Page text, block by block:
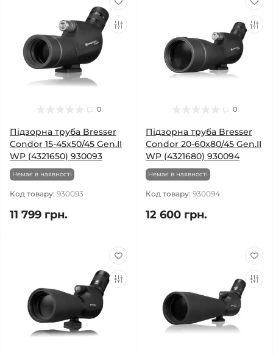
0
Підзорна труба Bresser
Condor 15-45x50/45 Gen.II
WP (4321650) 930093
Немає в наявності
Код товару: 930093
11 799 грн.
0
Підзорна труба Bresser
Condor 20-60x80/45 Gen.II
WP (4321680) 930094
Немає в наявності
Код товару: 930094
12 600 грн.